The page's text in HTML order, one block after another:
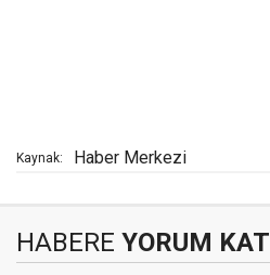
Kaynak: Haber Merkezi
HABERE YORUM KAT